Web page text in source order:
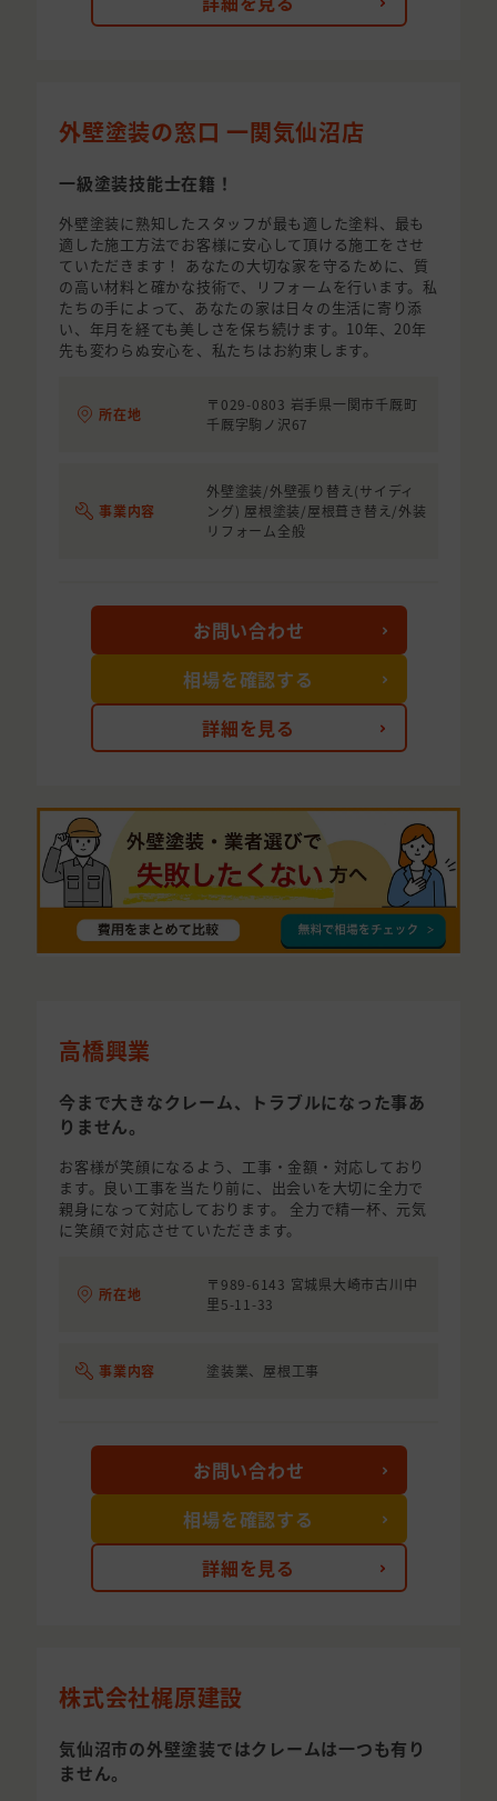
外壁塗装の窓口 一関気仙沼店
一級塗装技能士在籍！
外壁塗装に熟知したスタッフが最も適した塗料、最も
適した施工方法でお客様に安心して頂ける施工をさせ
ていただきます！ あなたの大切な家を守るために、質
の高い材料と確かな技術で、リフォームを行います。私
たちの手によって、あなたの家は日々の生活に寄り添
い、年月を経ても美しさを保ち続けます。10年、20年
先も変わらぬ安心を、私たちはお約束します。
所在地
〒029-0803 岩手県一関市千厩町
千厩字駒ノ沢67
事業内容
外壁塗装/外壁張り替え(サイディ
ング) 屋根塗装/屋根葺き替え/外装
リフォーム全般
詳細を見る
お問い合わせ
相場を確認する
高橋興業
今まで大きなクレーム、トラブルになった事あ
りません。
お客様が笑顔になるよう、工事・金額・対応しており
ます。良い工事を当たり前に、出会いを大切に全力で
親身になって対応しております。 全力で精一杯、元気
に笑顔で対応させていただきます。
所在地
〒989-6143 宮城県大崎市古川中
里5-11-33
事業内容 塗装業、屋根工事
詳細を見る
お問い合わせ
相場を確認する
株式会社梶原建設
気仙沼市の外壁塗装ではクレームは一つも有り
ません。